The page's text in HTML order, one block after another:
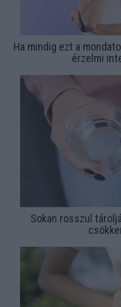
Ha mindig ezt a
érzelmi
Sokan rosszul